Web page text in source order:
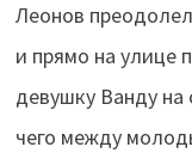
Леонов
и прямо на улице
девушку Ванду на
чего между